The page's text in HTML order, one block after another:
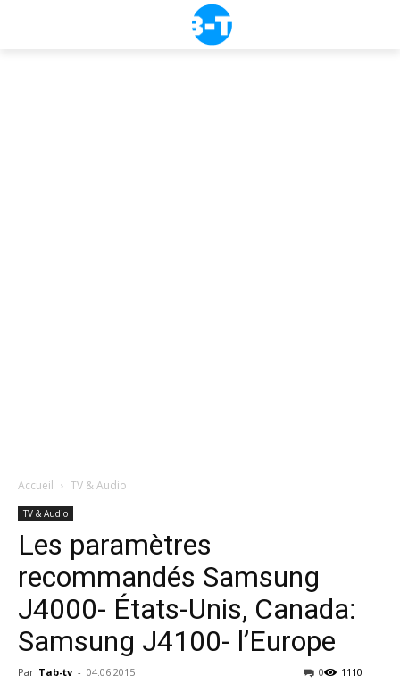
Accueil TV & Audio
TV & Audio
Les paramètres
recommandés Samsung
J4000- États-Unis, Canada:
Samsung J4100- l’Europe
Par Tab-tv - 04.06.2015 1110
0